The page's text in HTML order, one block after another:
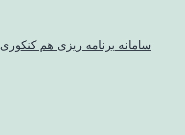
سامانه برنامه ریزی هم کنکوری